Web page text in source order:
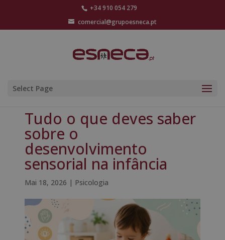
+34 910 054 279
comercial@grupoesneca.pt
Select Page
Tudo o que deves saber
sobre o
desenvolvimento
sensorial na infância
Mai 18, 2026 | Psicologia